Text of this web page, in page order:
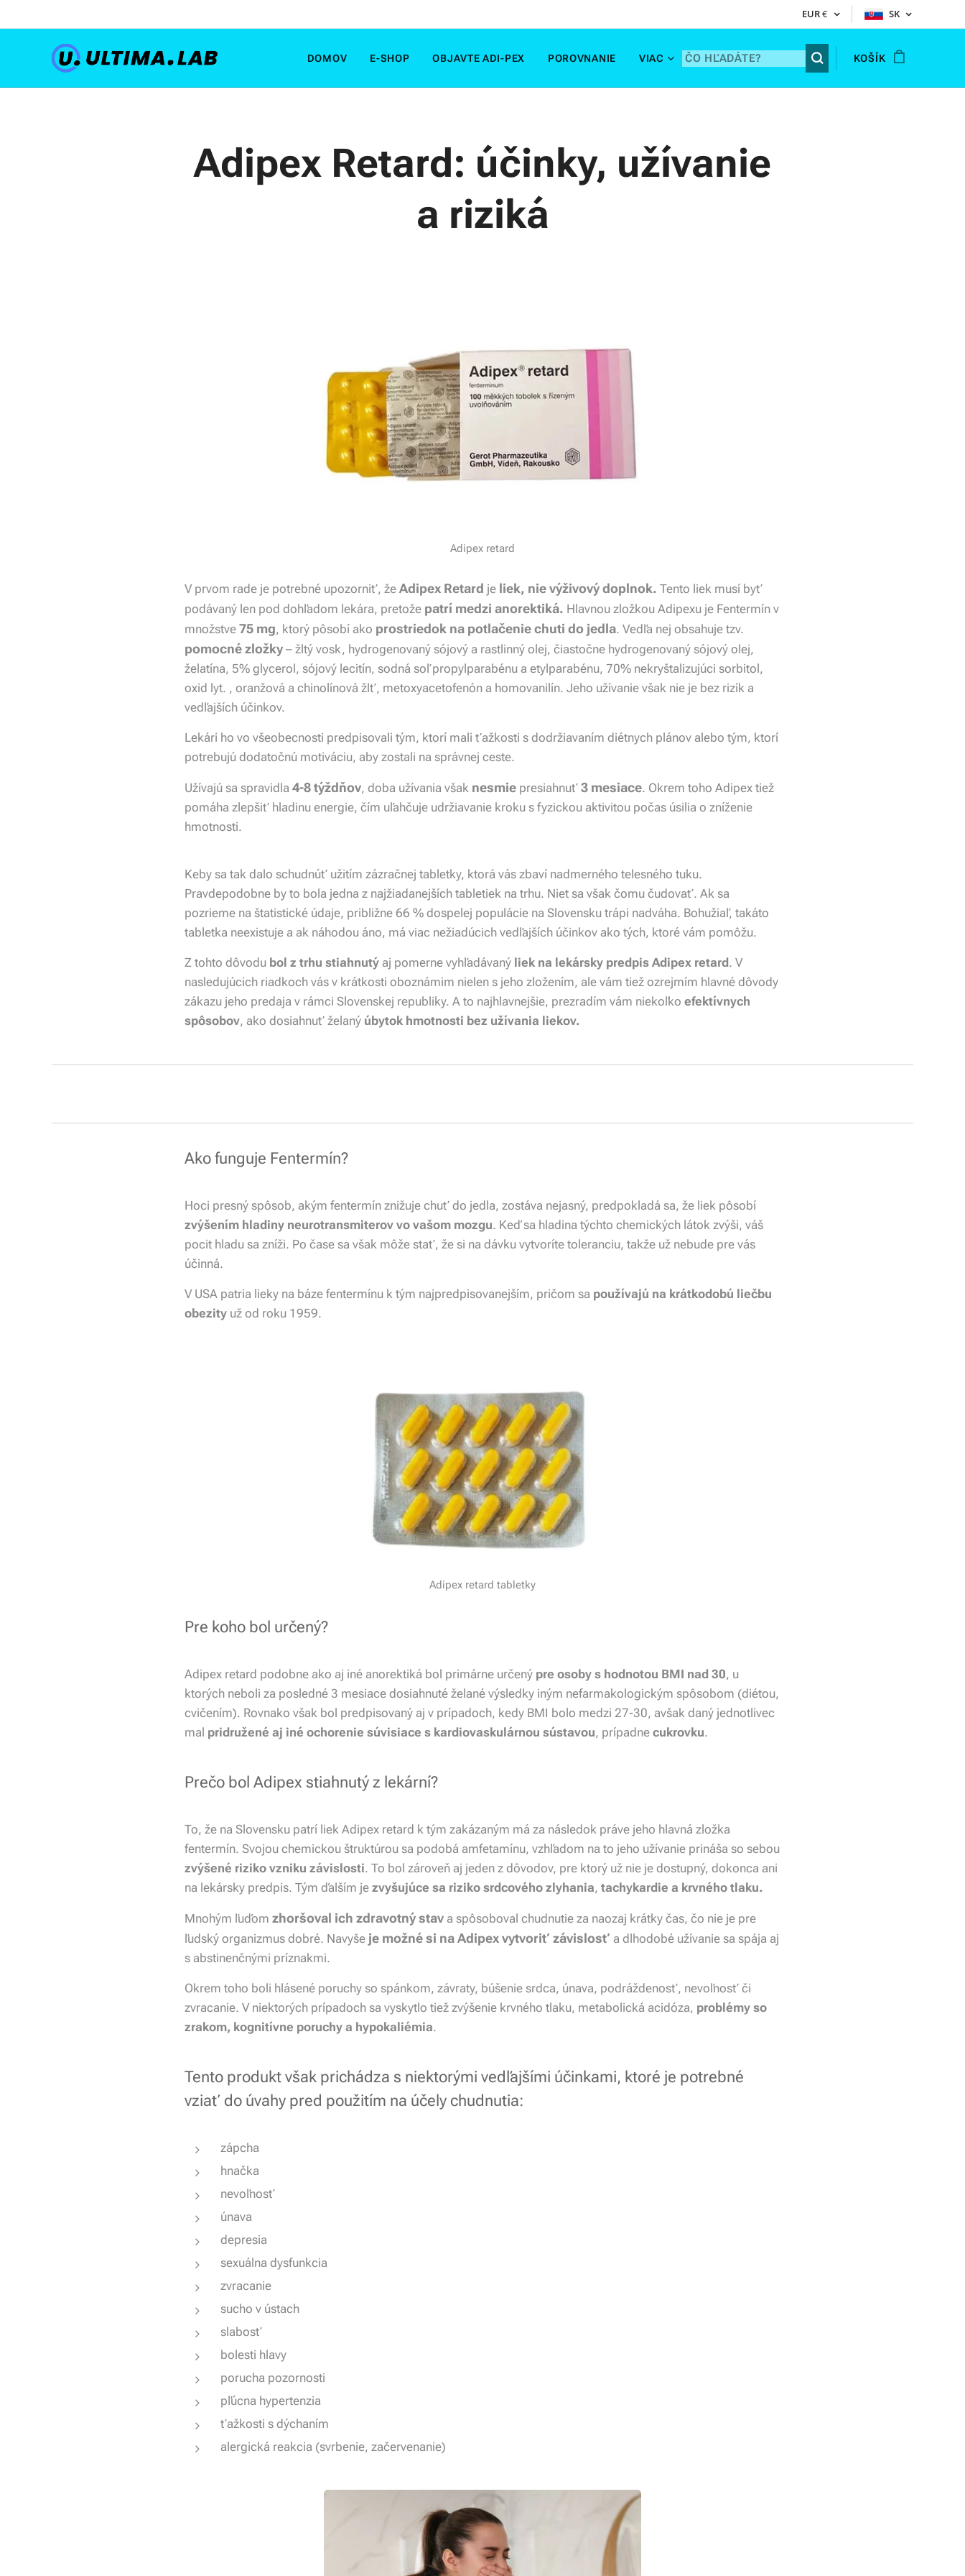
EUR€ SK
DOMOV E-SHOP OBJAVTE ADI-PEX POROVNANIE VIAC KOŠÍK
Adipex Retard: účinky, užívanie
a riziká
Adipex retard
V prvom rade je potrebné upozorniť, že Adipex Retard je liek, nie výživový doplnok. Tento liek musí byť
podávaný len pod dohľadom lekára, pretože patrí medzi anorektiká. Hlavnou zložkou Adipexu je Fentermín v
množstve 75 mg, ktorý pôsobí ako prostriedok na potlačenie chuti do jedla. Vedľa nej obsahuje tzv.
pomocné zložky – žltý vosk, hydrogenovaný sójový a rastlinný olej, čiastočne hydrogenovaný sójový olej,
želatína, 5% glycerol, sójový lecitín, sodná soľ propylparabénu a etylparabénu, 70% nekryštalizujúci sorbitol,
oxid lyt. , oranžová a chinolínová žlť, metoxyacetofenón a homovanilín. Jeho užívanie však nie je bez rizík a
vedľajších účinkov.
Lekári ho vo všeobecnosti predpisovali tým, ktorí mali ťažkosti s dodržiavaním diétnych plánov alebo tým, ktorí
potrebujú dodatočnú motiváciu, aby zostali na správnej ceste.
Užívajú sa spravidla 4-8 týždňov, doba užívania však nesmie presiahnuť 3 mesiace. Okrem toho Adipex tiež
pomáha zlepšiť hladinu energie, čím uľahčuje udržiavanie kroku s fyzickou aktivitou počas úsilia o zníženie
hmotnosti.
Keby sa tak dalo schudnúť užitím zázračnej tabletky, ktorá vás zbaví nadmerného telesného tuku.
Pravdepodobne by to bola jedna z najžiadanejších tabletiek na trhu. Niet sa však čomu čudovať. Ak sa
pozrieme na štatistické údaje, približne 66 % dospelej populácie na Slovensku trápi nadváha. Bohužiaľ, takáto
tabletka neexistuje a ak náhodou áno, má viac nežiadúcich vedľajších účinkov ako tých, ktoré vám pomôžu.
Z tohto dôvodu bol z trhu stiahnutý aj pomerne vyhľadávaný liek na lekársky predpis Adipex retard. V
nasledujúcich riadkoch vás v krátkosti oboznámim nielen s jeho zložením, ale vám tiež ozrejmím hlavné dôvody
zákazu jeho predaja v rámci Slovenskej republiky. A to najhlavnejšie, prezradím vám niekoľko efektívnych
spôsobov, ako dosiahnuť želaný úbytok hmotnosti bez užívania liekov.
Ako funguje Fentermín?
Hoci presný spôsob, akým fentermín znižuje chuť do jedla, zostáva nejasný, predpokladá sa, že liek pôsobí
zvýšením hladiny neurotransmiterov vo vašom mozgu. Keď sa hladina týchto chemických látok zvýši, váš
pocit hladu sa zníži. Po čase sa však môže stať, že si na dávku vytvoríte toleranciu, takže už nebude pre vás
účinná.
V USA patria lieky na báze fentermínu k tým najpredpisovanejším, pričom sa používajú na krátkodobú liečbu
obezity už od roku 1959.
Adipex retard tabletky
Pre koho bol určený?
Adipex retard podobne ako aj iné anorektiká bol primárne určený pre osoby s hodnotou BMI nad 30, u
ktorých neboli za posledné 3 mesiace dosiahnuté želané výsledky iným nefarmakologickým spôsobom (diétou,
cvičením). Rovnako však bol predpisovaný aj v prípadoch, kedy BMI bolo medzi 27-30, avšak daný jednotlivec
mal pridružené aj iné ochorenie súvisiace s kardiovaskulárnou sústavou, prípadne cukrovku.
Prečo bol Adipex stiahnutý z lekární?
To, že na Slovensku patrí liek Adipex retard k tým zakázaným má za následok práve jeho hlavná zložka
fentermín. Svojou chemickou štruktúrou sa podobá amfetamínu, vzhľadom na to jeho užívanie prináša so sebou
zvýšené riziko vzniku závislosti. To bol zároveň aj jeden z dôvodov, pre ktorý už nie je dostupný, dokonca ani
na lekársky predpis. Tým ďalším je zvyšujúce sa riziko srdcového zlyhania, tachykardie a krvného tlaku.
Mnohým ľuďom zhoršoval ich zdravotný stav a spôsoboval chudnutie za naozaj krátky čas, čo nie je pre
ľudský organizmus dobré. Navyše je možné si na Adipex vytvoriť závislosť a dlhodobé užívanie sa spája aj
s abstinenčnými príznakmi.
Okrem toho boli hlásené poruchy so spánkom, závraty, búšenie srdca, únava, podráždenosť, nevoľnosť či
zvracanie. V niektorých prípadoch sa vyskytlo tiež zvýšenie krvného tlaku, metabolická acidóza, problémy so
zrakom, kognitívne poruchy a hypokaliémia.
Tento produkt však prichádza s niektorými vedľajšími účinkami, ktoré je potrebné
vziať do úvahy pred použitím na účely chudnutia:
zápcha
hnačka
nevoľnosť
únava
depresia
sexuálna dysfunkcia
zvracanie
sucho v ústach
slabosť
bolesti hlavy
porucha pozornosti
pľúcna hypertenzia
ťažkosti s dýchaním
alergická reakcia (svrbenie, začervenanie)